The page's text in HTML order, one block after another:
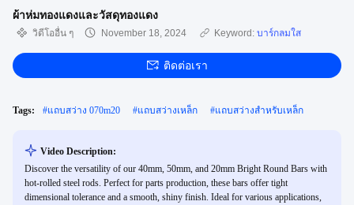
ผ้าห่มทองแดงและวัสดุทองแดง
วิดีโออื่น ๆ November 18, 2024 Keyword: บาร์กลมใส
ติดต่อเรา
Tags: #แถบสว่าง 070m20 #แถบสว่างเหล็ก #แถบสว่างสำหรับเหล็ก
Video Description:
Discover the versatility of our 40mm, 50mm, and 20mm Bright Round Bars with
hot-rolled steel rods. Perfect for parts production, these bars offer tight
dimensional tolerance and a smooth, shiny finish. Ideal for various applications,